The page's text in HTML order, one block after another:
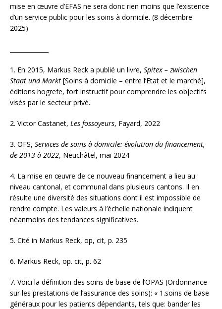
mise en œuvre d’EFAS ne sera donc rien moins que l’existence
d’un service public pour les soins à domicile. (8 décembre
2025)
1. En 2015, Markus Reck a publié un livre, Spitex – zwischen
Staat und Markt [Soins à domicile – entre l’Etat et le marché],
éditions hogrefe, fort instructif pour comprendre les objectifs
visés par le secteur privé.
2. Victor Castanet, Les fossoyeurs, Fayard, 2022
3. OFS, Services de soins à domicile: évolution du financement,
de 2013 à 2022, Neuchâtel, mai 2024
4. La mise en œuvre de ce nouveau financement a lieu au
niveau cantonal, et communal dans plusieurs cantons. Il en
résulte une diversité des situations dont il est impossible de
rendre compte. Les valeurs à l’échelle nationale indiquent
néanmoins des tendances significatives.
5. Cité in Markus Reck, op, cit, p. 235
6. Markus Reck, op. cit, p. 62
7. Voici la définition des soins de base de l’OPAS (Ordonnance
sur les prestations de l’assurance des soins): « 1.soins de base
généraux pour les patients dépendants, tels que: bander les